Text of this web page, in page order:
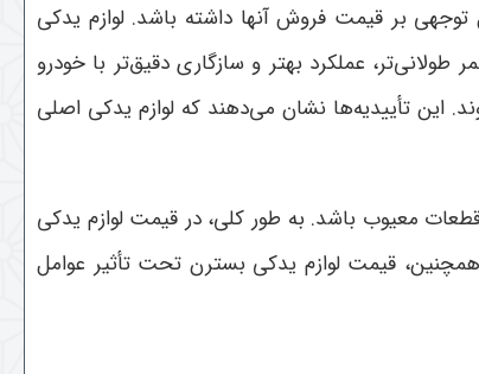
بر قیمت فروش آنها داشته باشد. لوازم یدکی
طولانی‌تر، عملکرد بهتر و سازگاری دقیق‌تر با خودرو
این تأییدیه‌ها نشان می‌دهند که لوازم یدکی اصلی
قطعات معیوب باشد. به طور کلی، در قیمت لوازم یدکی
قیمت لوازم یدکی بسترن تحت تأثیر عوامل